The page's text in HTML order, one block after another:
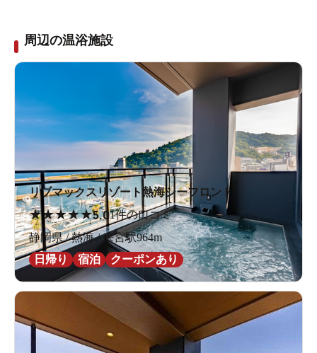
周辺の温浴施設
リブマックスリゾート熱海シーフロント
★★★★★5.01件の口コミ
静岡県 / 熱海 / 来宮駅964m
日帰り
宿泊 クーポンあり